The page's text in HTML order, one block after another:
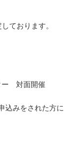
ております。
ー 対面開催
込みをされた方に